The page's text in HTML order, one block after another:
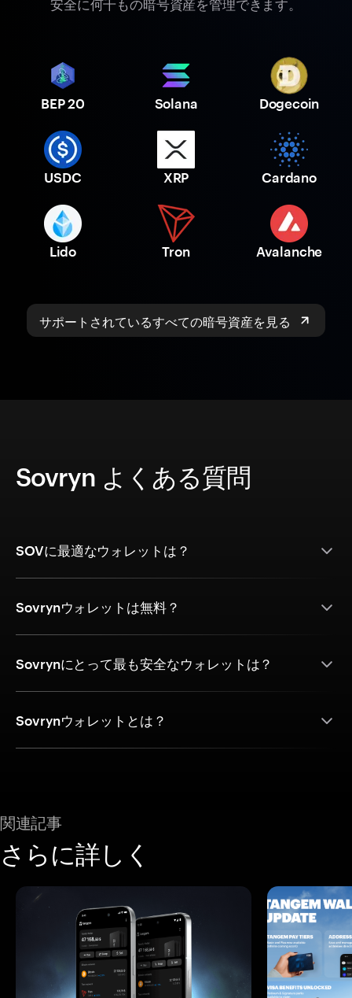
安全に何千もの暗号資産を管理できます。
BEP 20 Solana Dogecoin
USDC XRP Cardano
Lido Tron Avalanche
サポートされているすべての暗号資産を見る
Sovryn よくある質問
SOVに最適なウォレットは？
Sovrynウォレットは無料？
Sovrynにとって最も安全なウォレットは？
Sovrynウォレットとは？
関連記事
さらに詳しく